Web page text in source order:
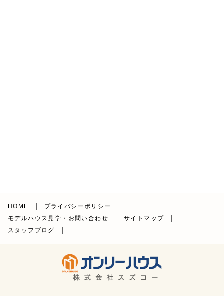
HOME
プライバシーポリシー
モデルハウス見学・お問い合わせ
サイトマップ
スタッフブログ